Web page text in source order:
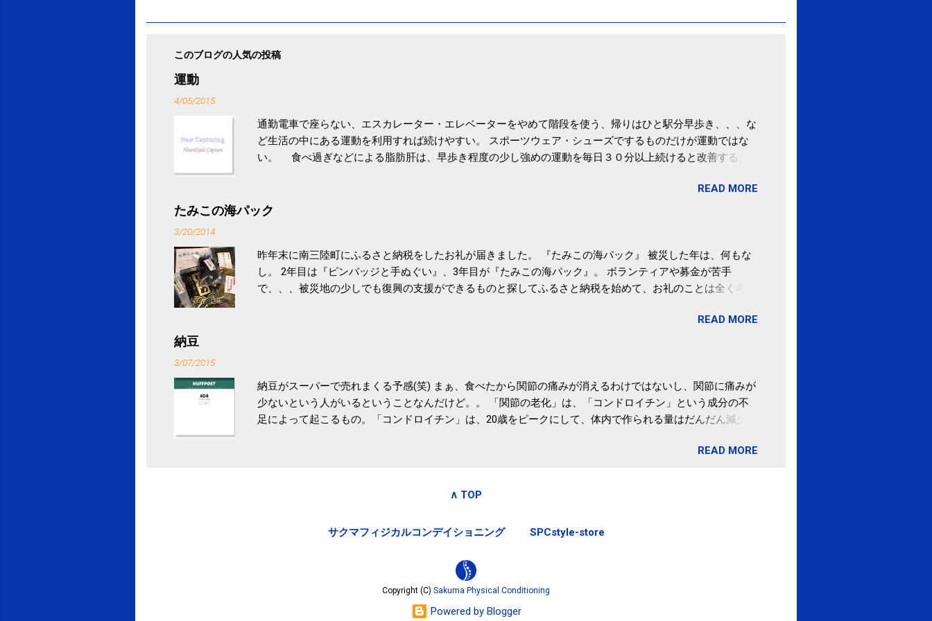
このブログの人気の投稿
運動
4/05/2015
通勤電車で座らない、エスカレーター・エレベーターをやめて階段を使う、帰りはひと駅分早歩き、、、な
ど生活の中にある運動を利用すれば続けやすい。 スポーツウェア・シューズでするものだけが運動ではな
い。 食べ過ぎなどによる脂肪肝は、早歩き程度の少し強めの運動を毎日３０分以上続けると改善する、
ル性脂肪性肝疾患。体重は減らなくても効果があるという。 正田教授は「汗ばむ程度の運動を毎日３０分
続けることが有用」としている。 脂肪肝、毎日３０分の早歩きで改善 筑波大「減量しなくても効果」 -
READ MORE
たみこの海パック
3/20/2014
昨年末に南三陸町にふるさと納税をしたお礼が届きました。 『たみこの海パック』 被災した年は、何もな
し。 2年目は『ピンバッジと手ぬぐい』、3年目が『たみこの海パック』。 ボランティアや募金が苦手
で、、、被災地の少しでも復興の支援ができるものと探してふるさと納税を始めて、お礼のことは全く考え
税になるということもあって始めたのですが、節税になるほど稼げていないのでこちらの目的は......。 総務
READ MORE
納豆
3/07/2015
納豆がスーパーで売れまくる予感(笑) まぁ、食べたから関節の痛みが消えるわけではないし、関節に痛みが
少ないという人がいるということなんだけど。。 「関節の老化」は、「コンドロイチン」という成分の不
足によって起こるもの。「コンドロイチン」は、20歳をピークにして、体内で作られる量はだんだん減少し
いためには、食生活で「コンドロイチン」を補うことが大切。そして「コンドロイチン」という成分は、納
豆」！ 1日1パックでコンドロイチン補給 | セルフドクターニュース 賞味期限は気にしたことがなかった。
味しい食べかた」は、 ・賞味期限ギリギリで食べる。 ・白い泡が全体に行き渡る程度かき混ぜる。 ・タレ
目安が30回～40回程度。 またタレ・薬味は納豆をかき混ぜたあとに入れたほうが、納豆のふわふわ感がよ
り一層引き立つそうです。 関節の痛み・体のゆがみ予防には「納豆」！ 1日1パックでコンドロイチン補
給 | セルフドクターニュース そこそこの金額のサプリメントを毎日飲み続けるよりは、毎日納豆を食べるほ
READ MORE
∧ TOP
サクマフィジカルコンデイショニング SPCstyle-store
Copyright (C) Sakuma Physical Conditioning
Powered by Blogger